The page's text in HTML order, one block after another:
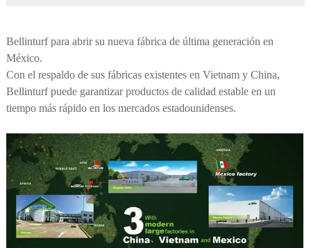
Bellinturf para abrir su nueva fábrica de última generación en
México.
Con el respaldo de sus fábricas existentes en Vietnam y China,
Bellinturf puede garantizar productos de calidad estable en un
tiempo más rápido en los mercados estadounidenses.